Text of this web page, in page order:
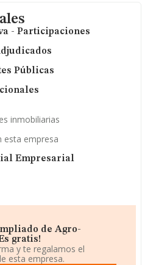
- Participaciones
Públicas
inmobiliarias
esta empresa
Empresarial
de Agro-
gratis!
y te regalamos el
esta empresa.